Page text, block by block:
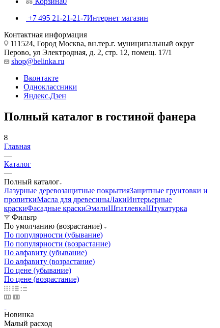
+7 495 21-21-21-7Интернет магазин
Контактная информация
111524, Город Москва, вн.тер.г. муниципальный округ
Перово, ул Электродная, д. 2, стр. 12, помещ. 17/1
shop@belinka.ru
Вконтакте
Одноклассники
Яндекс.Дзен
Полный каталог в гостиной фанера
8
Главная
—
Каталог
—
Полный каталог
Лазурные деревозащитные покрытияЗащитные грунтовки и
пропиткиМасла для древесиныЛакиИнтерьерные
краскиФасадные краскиЭмалиШпатлевкаШтукатурка
Фильтр
По умолчанию (возрастание)
По популярности (убывание)
По популярности (возрастание)
По алфавиту (убывание)
По алфавиту (возрастание)
По цене (убывание)
По цене (возрастание)
Новинка
Малый расход